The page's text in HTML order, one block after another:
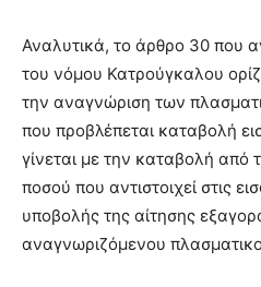
Αναλυτικά, το άρθρο 30 που
του νόμου Κατρούγκαλου
την αναγνώριση των
που προβλέπεται καταβολή
γίνεται με την καταβολή από
ποσού που αντιστοιχεί στις
υποβολής της αίτησης
αναγνωριζόμενου